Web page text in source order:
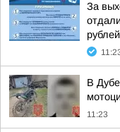
За
рублей
В
11:23